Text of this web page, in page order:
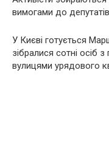
вимогами до
У Києві готується
зібралися сотні осіб
вулицями урядового